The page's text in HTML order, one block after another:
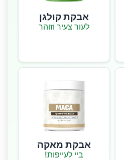
אבקת קולגן
לעור צעיר וזוהר
אבקת מאקה
ביי לעייפות!